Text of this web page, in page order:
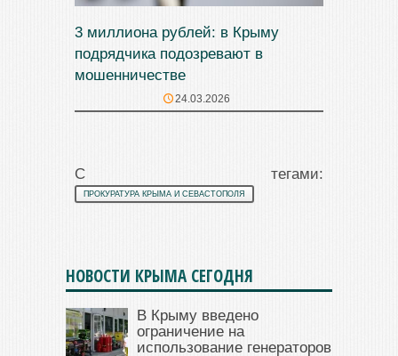
3 миллиона рублей: в Крыму
подрядчика подозревают в
мошенничестве
24.03.2026
С тегами:
ПРОКУРАТУРА КРЫМА И СЕВАСТОПОЛЯ
НОВОСТИ КРЫМА СЕГОДНЯ
В Крыму введено
ограничение на
использование генераторов